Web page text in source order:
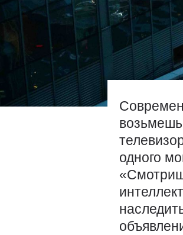
одного